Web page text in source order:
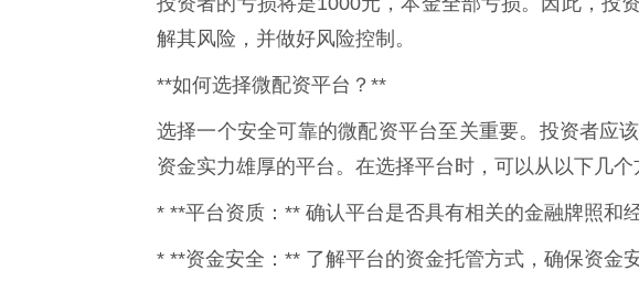
解其风险，并做好风险控制。
**如何选择微配资平台？**
选择一个安全可靠的微配资平台至关重要。投资者应
资金实力雄厚的平台。在选择平台时，可以从以下几个
* **平台资质：** 确认平台是否具有相关的金融牌照和
* **资金安全：** 了解平台的资金托管方式，确保资金安